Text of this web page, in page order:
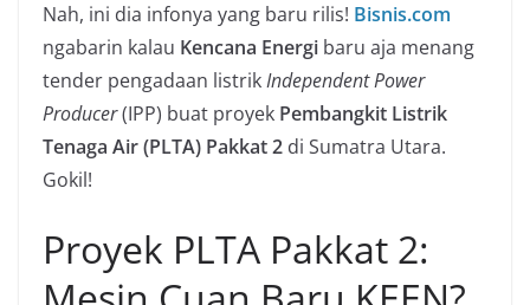
Nah, ini dia infonya yang baru rilis! Bisnis.com
ngabarin kalau Kencana Energi baru aja menang
tender pengadaan listrikIndependent Power
Producer(IPP) buat proyek Pembangkit Listrik
Tenaga Air (PLTA) Pakkat 2 di Sumatra Utara.
Gokil!
Proyek PLTA Pakkat 2: